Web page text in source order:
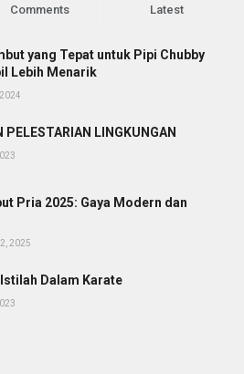
Comments Latest
yang Tepat untuk Pipi Chubby
Lebih Menarik
PELESTARIAN LINGKUNGAN
Pria 2025: Gaya Modern dan
2025
Dalam Karate